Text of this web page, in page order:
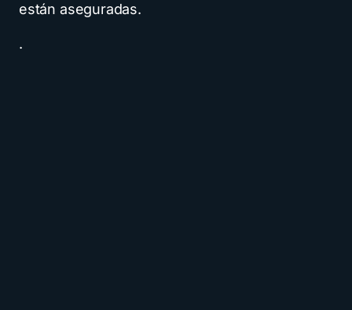
están aseguradas.
.